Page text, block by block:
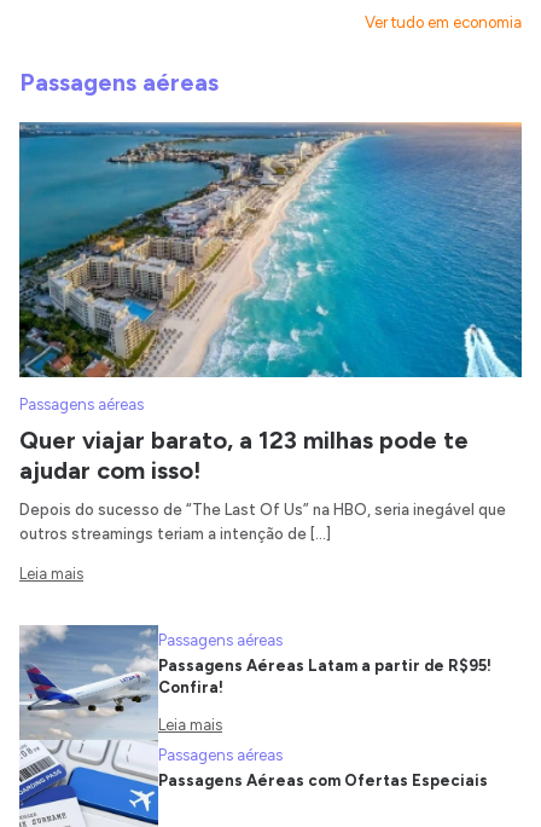
Ver tudo em economia
Passagens aéreas
Passagens aéreas
Quer viajar barato, a 123 milhas pode te
ajudar com isso!
Depois do sucesso de “The Last Of Us” na HBO, seria inegável que
outros streamings teriam a intenção de […]
Leia mais
Passagens aéreas
Passagens Aéreas Latam a partir de R$95!
Confira!
Leia mais
Passagens aéreas
Passagens Aéreas com Ofertas Especiais